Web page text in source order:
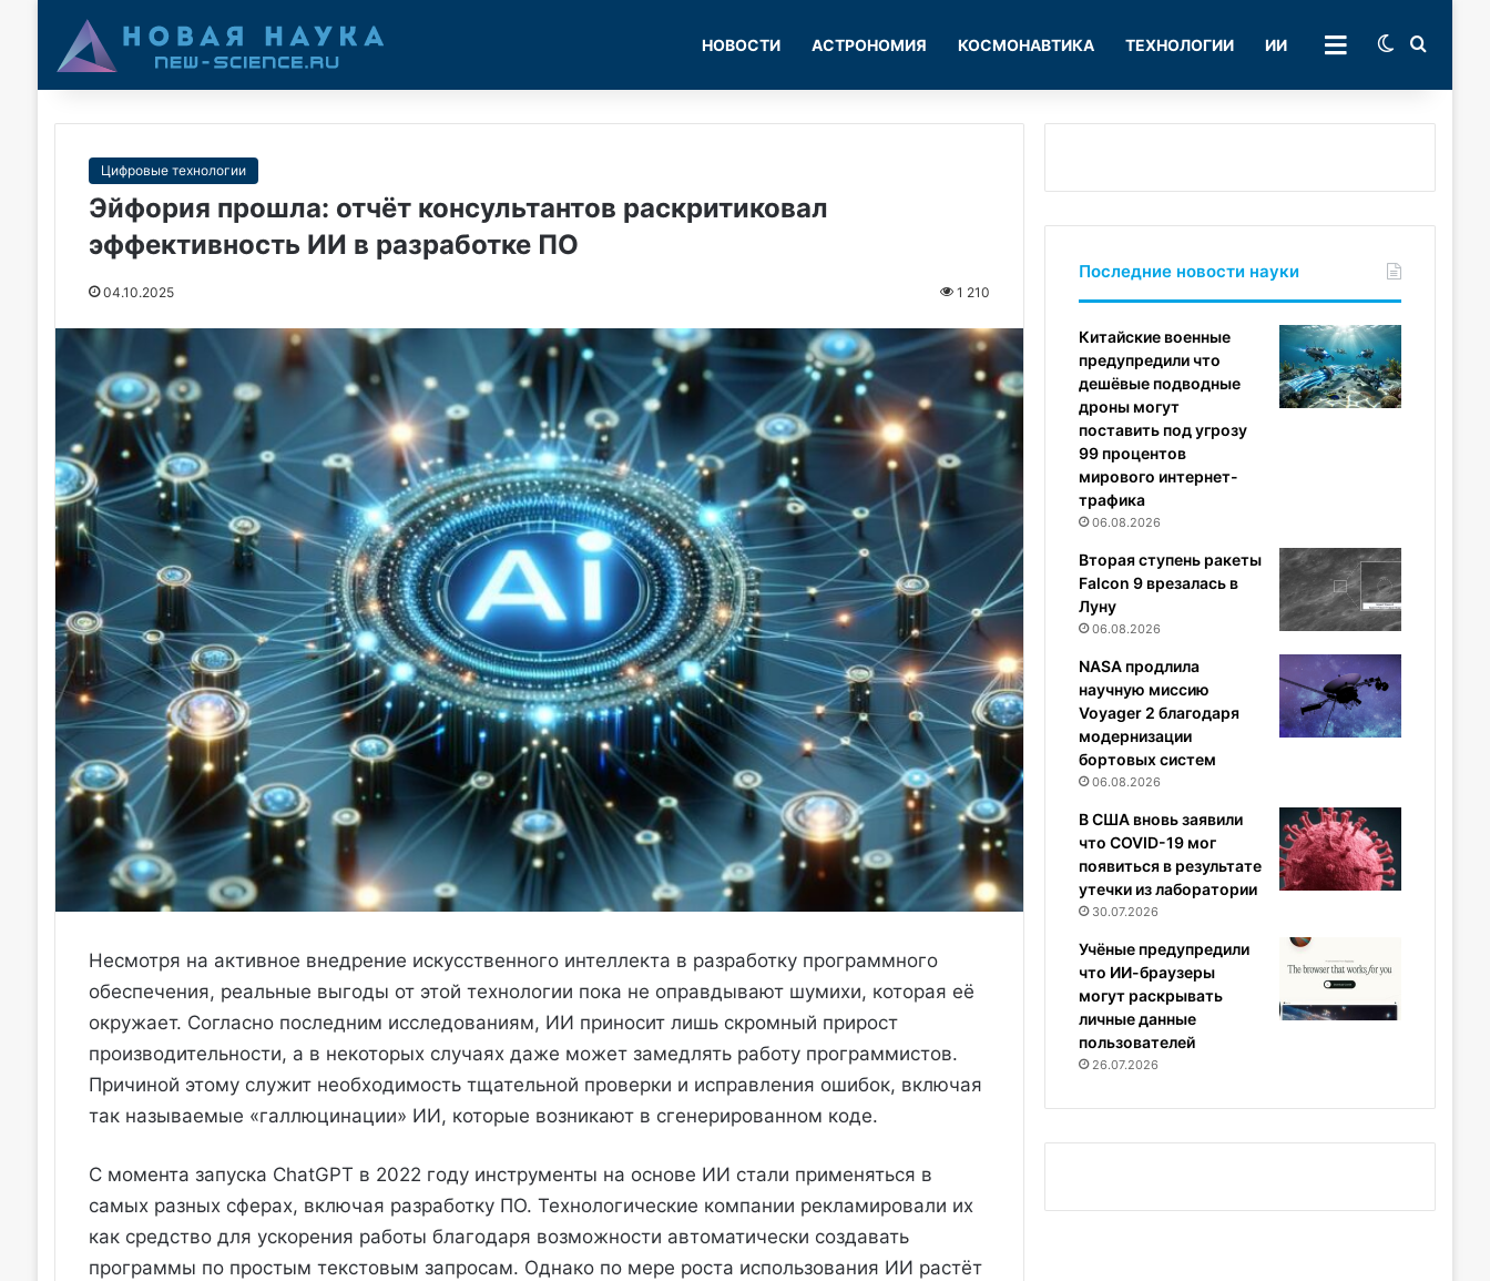
НОВОСТИ АСТРОНОМИЯ КОСМОНАВТИКА ТЕХНОЛОГИИ ИИ РУБРИКИSwitch skin
Цифровые технологии
Эйфория прошла: отчёт консультантов раскритиковал
эффективность ИИ в разработке ПО
04.10.2025 1 210
Несмотря на активное внедрение искусственного интеллекта в разработку программного
обеспечения, реальные выгоды от этой технологии пока не оправдывают шумихи, которая её
окружает. Согласно последним исследованиям, ИИ приносит лишь скромный прирост
производительности, а в некоторых случаях даже может замедлять работу программистов.
Причиной этому служит необходимость тщательной проверки и исправления ошибок, включая
так называемые «галлюцинации» ИИ, которые возникают в сгенерированном коде.
С момента запуска ChatGPT в 2022 году инструменты на основе ИИ стали применяться в
самых разных сферах, включая разработку ПО. Технологические компании рекламировали их
как средство для ускорения работы благодаря возможности автоматически создавать
программы по простым текстовым запросам. Однако по мере роста использования ИИ растёт
Последние новости науки
Китайские военные
предупредили что
дешёвые подводные
дроны могут
поставить под угрозу
99 процентов
мирового интернет-
трафика
06.08.2026
Вторая ступень ракеты
Falcon 9 врезалась в
Луну
06.08.2026
NASA продлила
научную миссию
Voyager 2 благодаря
модернизации
бортовых систем
06.08.2026
В США вновь заявили
что COVID-19 мог
появиться в результате
утечки из лаборатории
30.07.2026
Учёные предупредили
что ИИ-браузеры
могут раскрывать
личные данные
пользователей
26.07.2026